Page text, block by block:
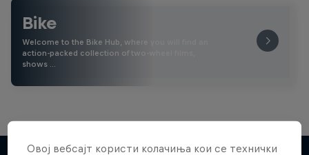
Bike
Welcome to the Bike Hub, where you will find an
action-packed collection of two-wheel films,
shows …
Овој вебсајт користи колачиња кои се технички